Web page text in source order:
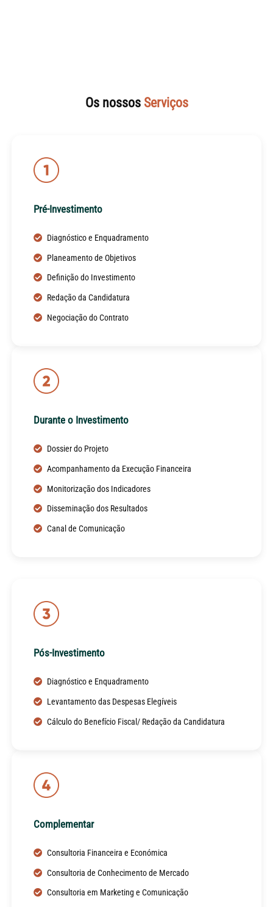
Os nossos Serviços
Pré-Investimento
Diagnóstico e Enquadramento
Planeamento de Objetivos
Definição do Investimento
Redação da Candidatura
Negociação do Contrato
Durante o Investimento
Dossier do Projeto
Acompanhamento da Execução Financeira
Monitorização dos Indicadores
Disseminação dos Resultados
Canal de Comunicação
Pós-Investimento
Diagnóstico e Enquadramento
Levantamento das Despesas Elegíveis
Cálculo do Benefício Fiscal/ Redação da Candidatura
Complementar
Consultoria Financeira e Económica
Consultoria de Conhecimento de Mercado
Consultoria em Marketing e Comunicação